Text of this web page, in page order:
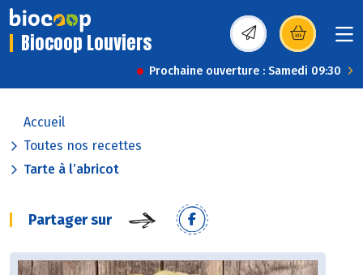
Biocoop Louviers (s’ouvre dans une
Prochaine ouverture : Samedi 09:30
Accueil
Toutes nos recettes
Tarte à l’abricot
Partager sur